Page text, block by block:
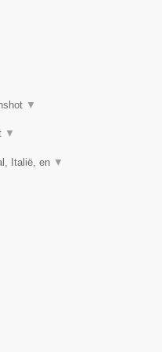
▼
▼
Italië, en ▼